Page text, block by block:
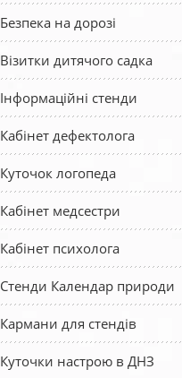
Безпека на дорозі
Візитки дитячого садка
Інформаційні стенди
Кабінет дефектолога
Куточок логопеда
Кабінет медсестри
Кабінет психолога
Стенди Календар природи
Кармани для стендів
Куточки настрою в ДНЗ